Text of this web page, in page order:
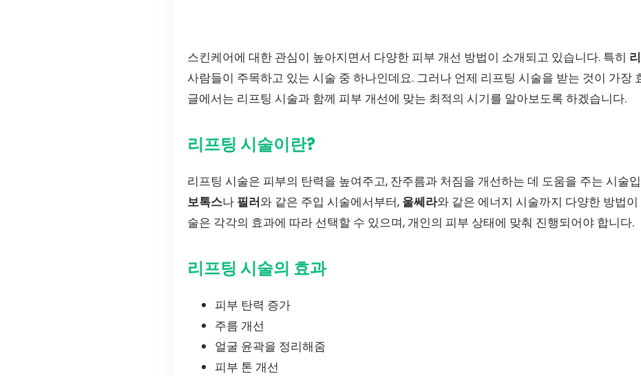
스킨케어에 대한 관심이 높아지면서 다양한 피부 개선 방법이 소개되고 있습니다. 특히
사람들이 주목하고 있는 시술 중 하나인데요. 그러나 언제 리프팅 시술을 받는 것이 가장
글에서는 리프팅 시술과 함께 피부 개선에 맞는 최적의 시기를 알아보도록 하겠습니다.
리프팅 시술이란?
리프팅 시술은 피부의 탄력을 높여주고, 잔주름과 처짐을 개선하는 데 도움을 주는 시술
보톡스나 필러와 같은 주입 시술에서부터, 울쎄라와 같은 에너지 시술까지 다양한 방법
술은 각각의 효과에 따라 선택할 수 있으며, 개인의 피부 상태에 맞춰 진행되어야 합니다.
리프팅 시술의 효과
피부 탄력 증가
주름 개선
얼굴 윤곽을 정리해줌
피부 톤 개선